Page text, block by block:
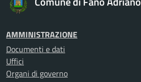
AMMINISTRAZIONE
Documenti e dati
Uffici
Organi di governo